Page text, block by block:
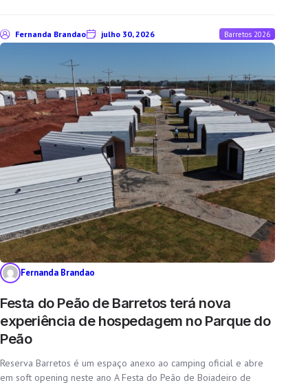
Fernanda Brandao julho 30, 2026 Barretos 2026
Fernanda Brandao
Festa do Peão de Barretos terá nova
experiência de hospedagem no Parque do
Peão
Reserva Barretos é um espaço anexo ao camping oficial e abre
em soft opening neste ano A Festa do Peão de Boiadeiro de